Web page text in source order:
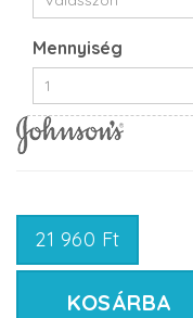
Mennyiség
21 960 Ft
KOSÁRBA